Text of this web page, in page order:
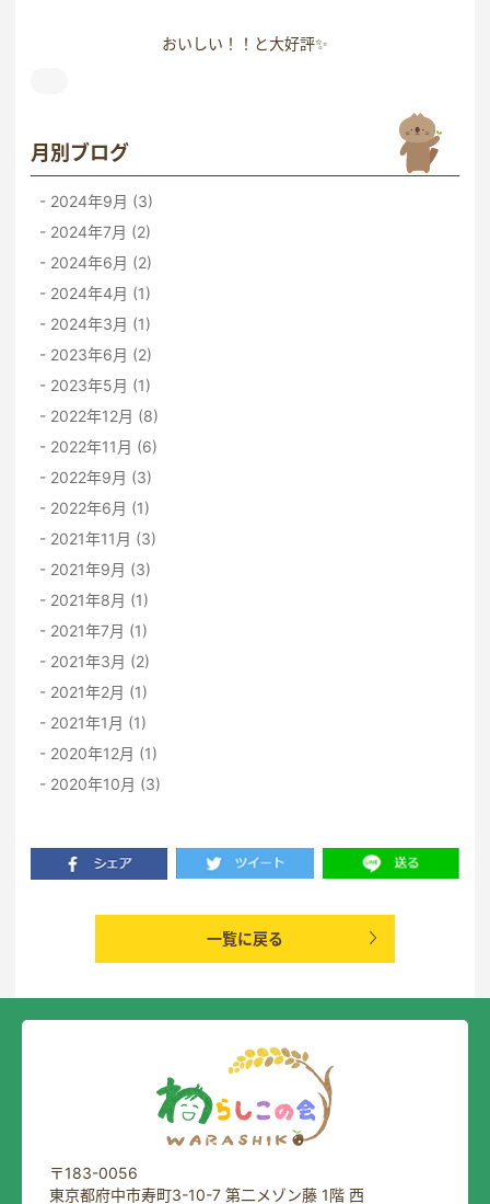
おいしい！！と大好評✨
月別ブログ
2024年9月 (3)
2024年7月 (2)
2024年6月 (2)
2024年4月 (1)
2024年3月 (1)
2023年6月 (2)
2023年5月 (1)
2022年12月 (8)
2022年11月 (6)
2022年9月 (3)
2022年6月 (1)
2021年11月 (3)
2021年9月 (3)
2021年8月 (1)
2021年7月 (1)
2021年3月 (2)
2021年2月 (1)
2021年1月 (1)
2020年12月 (1)
2020年10月 (3)
一覧に戻る
〒183-0056
東京都府中市寿町3-10-7 第二メゾン藤 1階 西